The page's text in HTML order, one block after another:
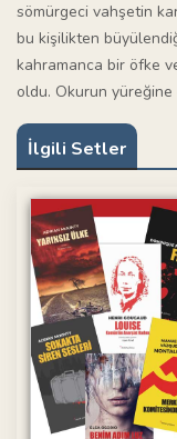
sömürgeci vahşetin
bu kişilikten
kahramanca bir öfke
oldu. Okurun yüreğine
İlgili Setler